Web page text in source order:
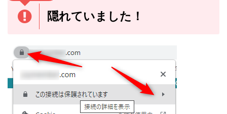
隠れていました！